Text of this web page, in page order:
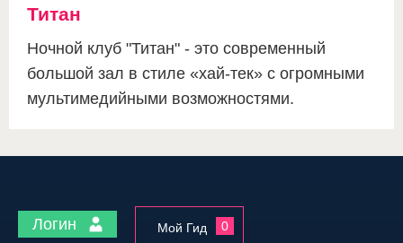
Титан
Ночной клуб "Титан" - это современный
большой зал в стиле «хай-тек» с огромными
мультимедийными возможностями.
Логин Мой Гид 0